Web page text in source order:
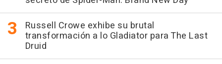
Russell Crowe exhibe su brutal
transformación a lo Gladiator para The Last
Druid